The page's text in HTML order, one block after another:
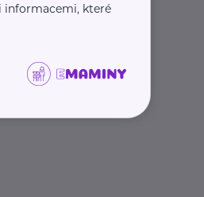
informacemi, které